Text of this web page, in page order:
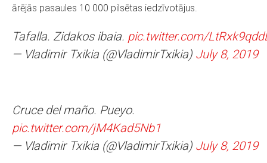
ārējās pasaules 10 000 pilsētas iedzīvotājus.
Tafalla. Zidakos ibaia. pic.twitter.com/
— Vladimir Txikia (@VladimirTxikia) July 8, 2019
Cruce del maño. Pueyo.
pic.twitter.com/jM4Kad5Nb1
— Vladimir Txikia (@VladimirTxikia) July 8, 2019